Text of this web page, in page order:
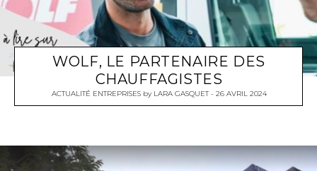
WOLF, LE PARTENAIRE DES
CHAUFFAGISTES
ACTUALITÉ ENTREPRISESby LARA GASQUET 26 AVRIL 2024